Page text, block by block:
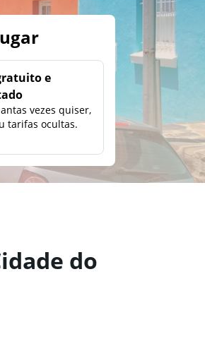
e
vezes quiser,
tarifas ocultas.
do